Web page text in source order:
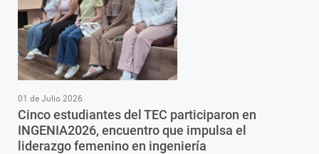
01 de Julio 2026
Cinco estudiantes del TEC participaron en
INGENIA2026, encuentro que impulsa el
liderazgo femenino en ingeniería